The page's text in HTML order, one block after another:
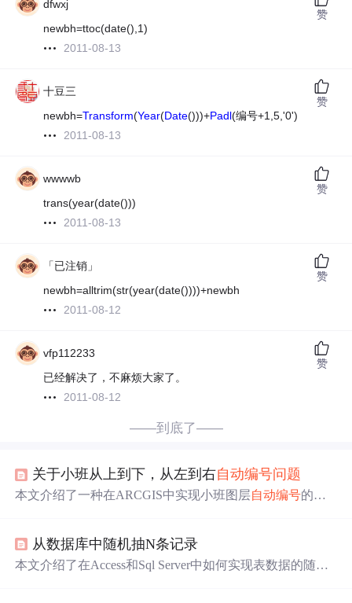
dfwxj
newbh=ttoc(date(),1)
2011-08-13
赞
十豆三
newbh=Transform(Year(Date()))+Padl(编号+1,5,'0')
2011-08-13
赞
wwwwb
trans(year(date()))
2011-08-13
赞
「已注销」
newbh=alltrim(str(year(date())))+newbh
2011-08-12
赞
vfp112233
已经解决了，不麻烦大家了。
2011-08-12
赞
——到底了——
关于小班从上到下，从左到右自动编号问题
本文介绍了一种在ARCGIS中实现小班图层自动编号的方
从数据库中随机抽N条记录
本文介绍了在Access和Sql Server中如何实现表数据的随机